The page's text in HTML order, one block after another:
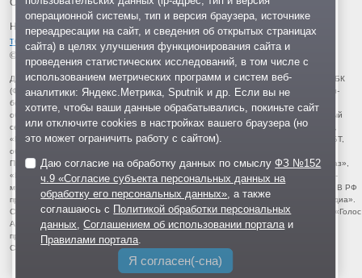
На информационном ресурсе применяются рекомендательные
технологии
© 2013-2026 «ОИНФО»,
сделано в Одинцово
Для читателей: В России признаны экстремистскими и запрещены организации ФБК
(Фонд борьбы с коррупцией, признан иноагентом), Штабы Навального, «Национал-
большевистская партия», «Свидетели Иеговы», «Армия воли народа», «Русский
общенациональный союз», «Движение против нелегальной иммиграции», «Правый
сектор», УНА-УНСО, УПА, «Тризуб им. Степана Бандеры», «Мизантропик дивижн»,
«Меджлис крымскотатарского народа», движение «Артподготовка», движение ЛГБТ,
общероссийская политическая партия «Воля», АУЕ, батальоны «Азов» и «Айдар».
Признаны террористическими и запрещены: «Движение Талибан», «Имарат Кавказ»,
«Исламское государство» (ИГ, ИГИЛ), Джебхад-ан-Нусра, «АУМ Синрике», «Братья-
мусульмане», «Аль-Каида в странах исламского Магриба», «Сеть», «Колумбайн». В РФ
признана нежелательной деятельность «Открытой России», издания «Проект Медиа».
СМИ-иноагентами признаны: телеканал «Дождь», «Медуза», «Важные истории», «Голос
Америки», радио «Свобода», The Insider, «Медиазона», ОВД-инфо. Иноагентами
признаны общество/центр «Мемориал», «Аналитический Центр Юрия Левады»,
Сахаровский центр. Instagram и Facebook (Metа) запрещены в РФ за экстремизм.
операционной системы, тип и версия браузера, источнике
переадресации на сайт, и сведения об открытых страницах
сайта) в целях улучшения функционирования сайта и
проведения статистических исследований, в том числе с
использованием метрических программ и систем веб-
аналитики: Яндекс.Метрика, Sputnik и др. Если вы не
хотите, чтобы ваши данные обрабатывались, покиньте сайт
или отключите cookies в настройках вашего браузера (но
это может ограничить работу с сайтом).
Даю согласие на обработку данных по смыслуФЗ №152
ч.9 «Согласие субъекта персональных данных на
обработку его персональных данных» , а также
соглашаюсь с Политикой обработки персональных
данных ,Соглашением об использовании портала и
Правилами портала
Я согласен(-сна)